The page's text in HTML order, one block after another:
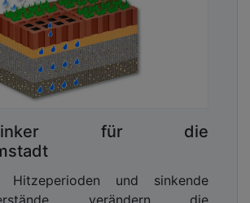
für die
Hitzeperioden und sinkende
verändern die